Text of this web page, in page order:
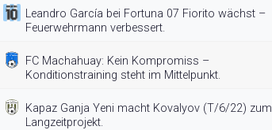
Leandro García bei Fortuna 07 Fiorito wächst –
Feuerwehrmann verbessert.
FC Machahuay: Kein Kompromiss –
Konditionstraining steht im Mittelpunkt.
Kapaz Ganja Yeni macht Kovalyov (T/6/22) zum
Langzeitprojekt.